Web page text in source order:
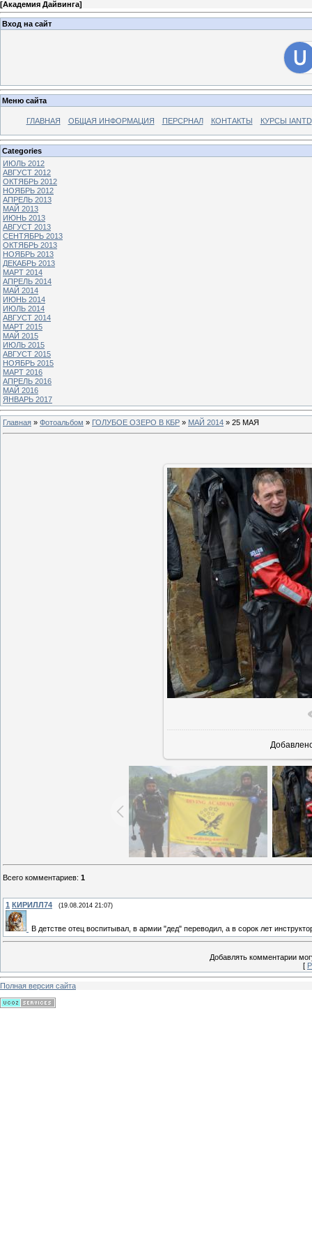
[Академия Дайвинга]
Вход на сайт
Меню сайта
ГЛАВНАЯ ОБЩАЯ ИНФОРМАЦИЯ ПЕРСРНАЛ КОНТАКТЫ КУРСЫ IANTD
Categories
ИЮЛЬ 2012
АВГУСТ 2012
ОКТЯБРЬ 2012
НОЯБРЬ 2012
АПРЕЛЬ 2013
МАЙ 2013
ИЮНЬ 2013
АВГУСТ 2013
СЕНТЯБРЬ 2013
ОКТЯБРЬ 2013
НОЯБРЬ 2013
ДЕКАБРЬ 2013
МАРТ 2014
АПРЕЛЬ 2014
МАЙ 2014
ИЮНЬ 2014
ИЮЛЬ 2014
АВГУСТ 2014
МАРТ 2015
МАЙ 2015
ИЮЛЬ 2015
АВГУСТ 2015
НОЯБРЬ 2015
МАРТ 2016
АПРЕЛЬ 2016
МАЙ 2016
ЯНВАРЬ 2017
Главная » Фотоальбом » ГОЛУБОЕ ОЗЕРО В КБР » МАЙ 2014 » 25 МАЯ
В
Всего комментариев: 1
1 КИРИЛЛ74 (19.08.2014 21:07)
В детстве отец воспитывал, в армии "дед" переводил, а в сорок лет
Добавлять комментарии
[
Полная версия сайта